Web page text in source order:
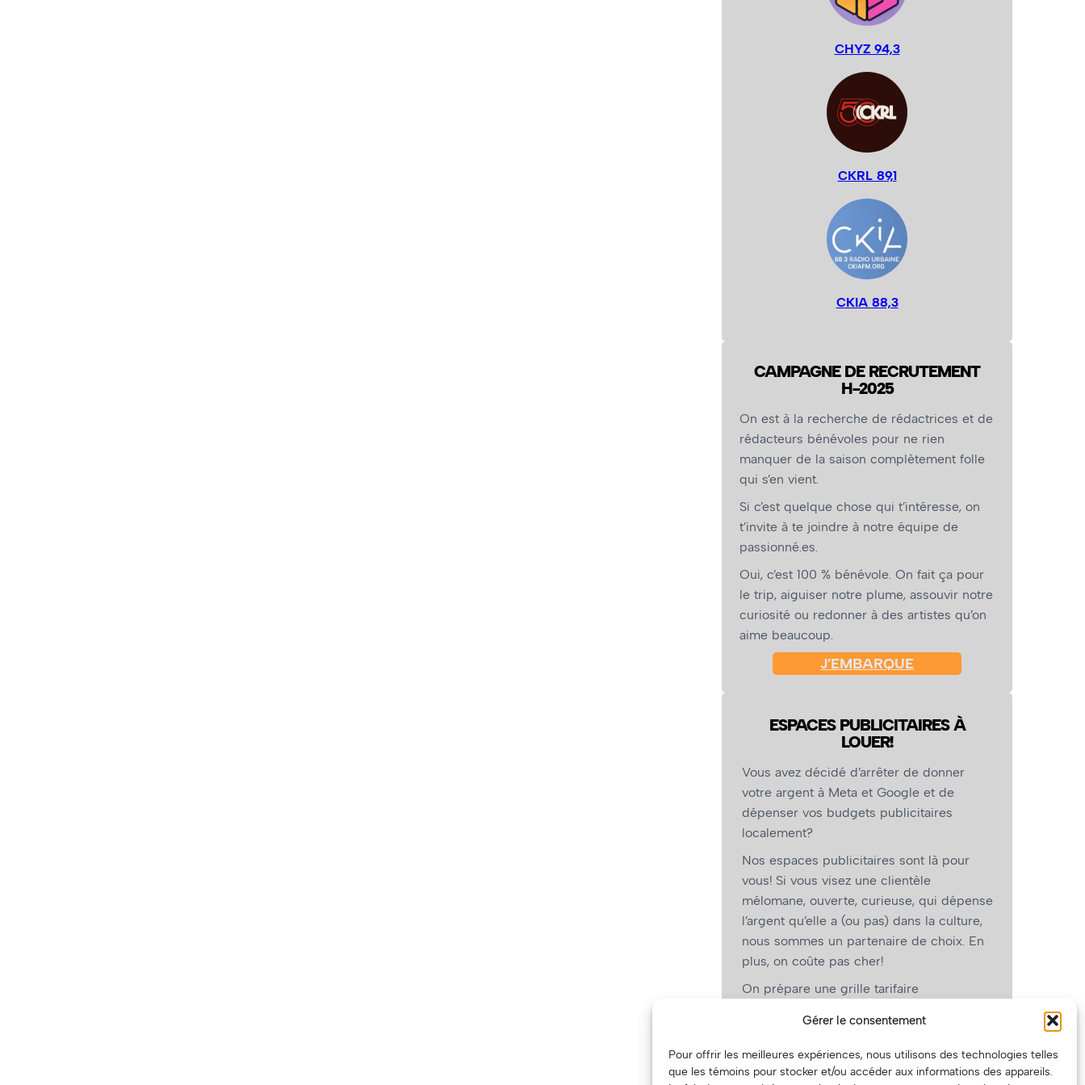
Gérer le consentement
Pour offrir les meilleures expériences, nous utilisons des technologies telles
que les témoins pour stocker et/ou accéder aux informations des appareils.
CHYZ 94,3
CKRL 89,1
CKIA 88,3
CAMPAGNE DE RECRUTEMENT
H-2025
On est à la recherche de rédactrices et de
rédacteurs bénévoles pour ne rien
manquer de la saison complètement folle
qui s’en vient.
Si c’est quelque chose qui t’intéresse, on
t’invite à te joindre à notre équipe de
passionné.es.
Oui, c’est 100 % bénévole. On fait ça pour
le trip, aiguiser notre plume, assouvir notre
curiosité ou redonner à des artistes qu’on
aime beaucoup.
J’EMBARQUE
ESPACES PUBLICITAIRES À
LOUER!
Vous avez décidé d’arrêter de donner
votre argent à Meta et Google et de
dépenser vos budgets publicitaires
localement?
Nos espaces publicitaires sont là pour
vous! Si vous visez une clientèle
mélomane, ouverte, curieuse, qui dépense
l’argent qu’elle a (ou pas) dans la culture,
nous sommes un partenaire de choix. En
plus, on coûte pas cher!
On prépare une grille tarifaire
vous, les artistes!)